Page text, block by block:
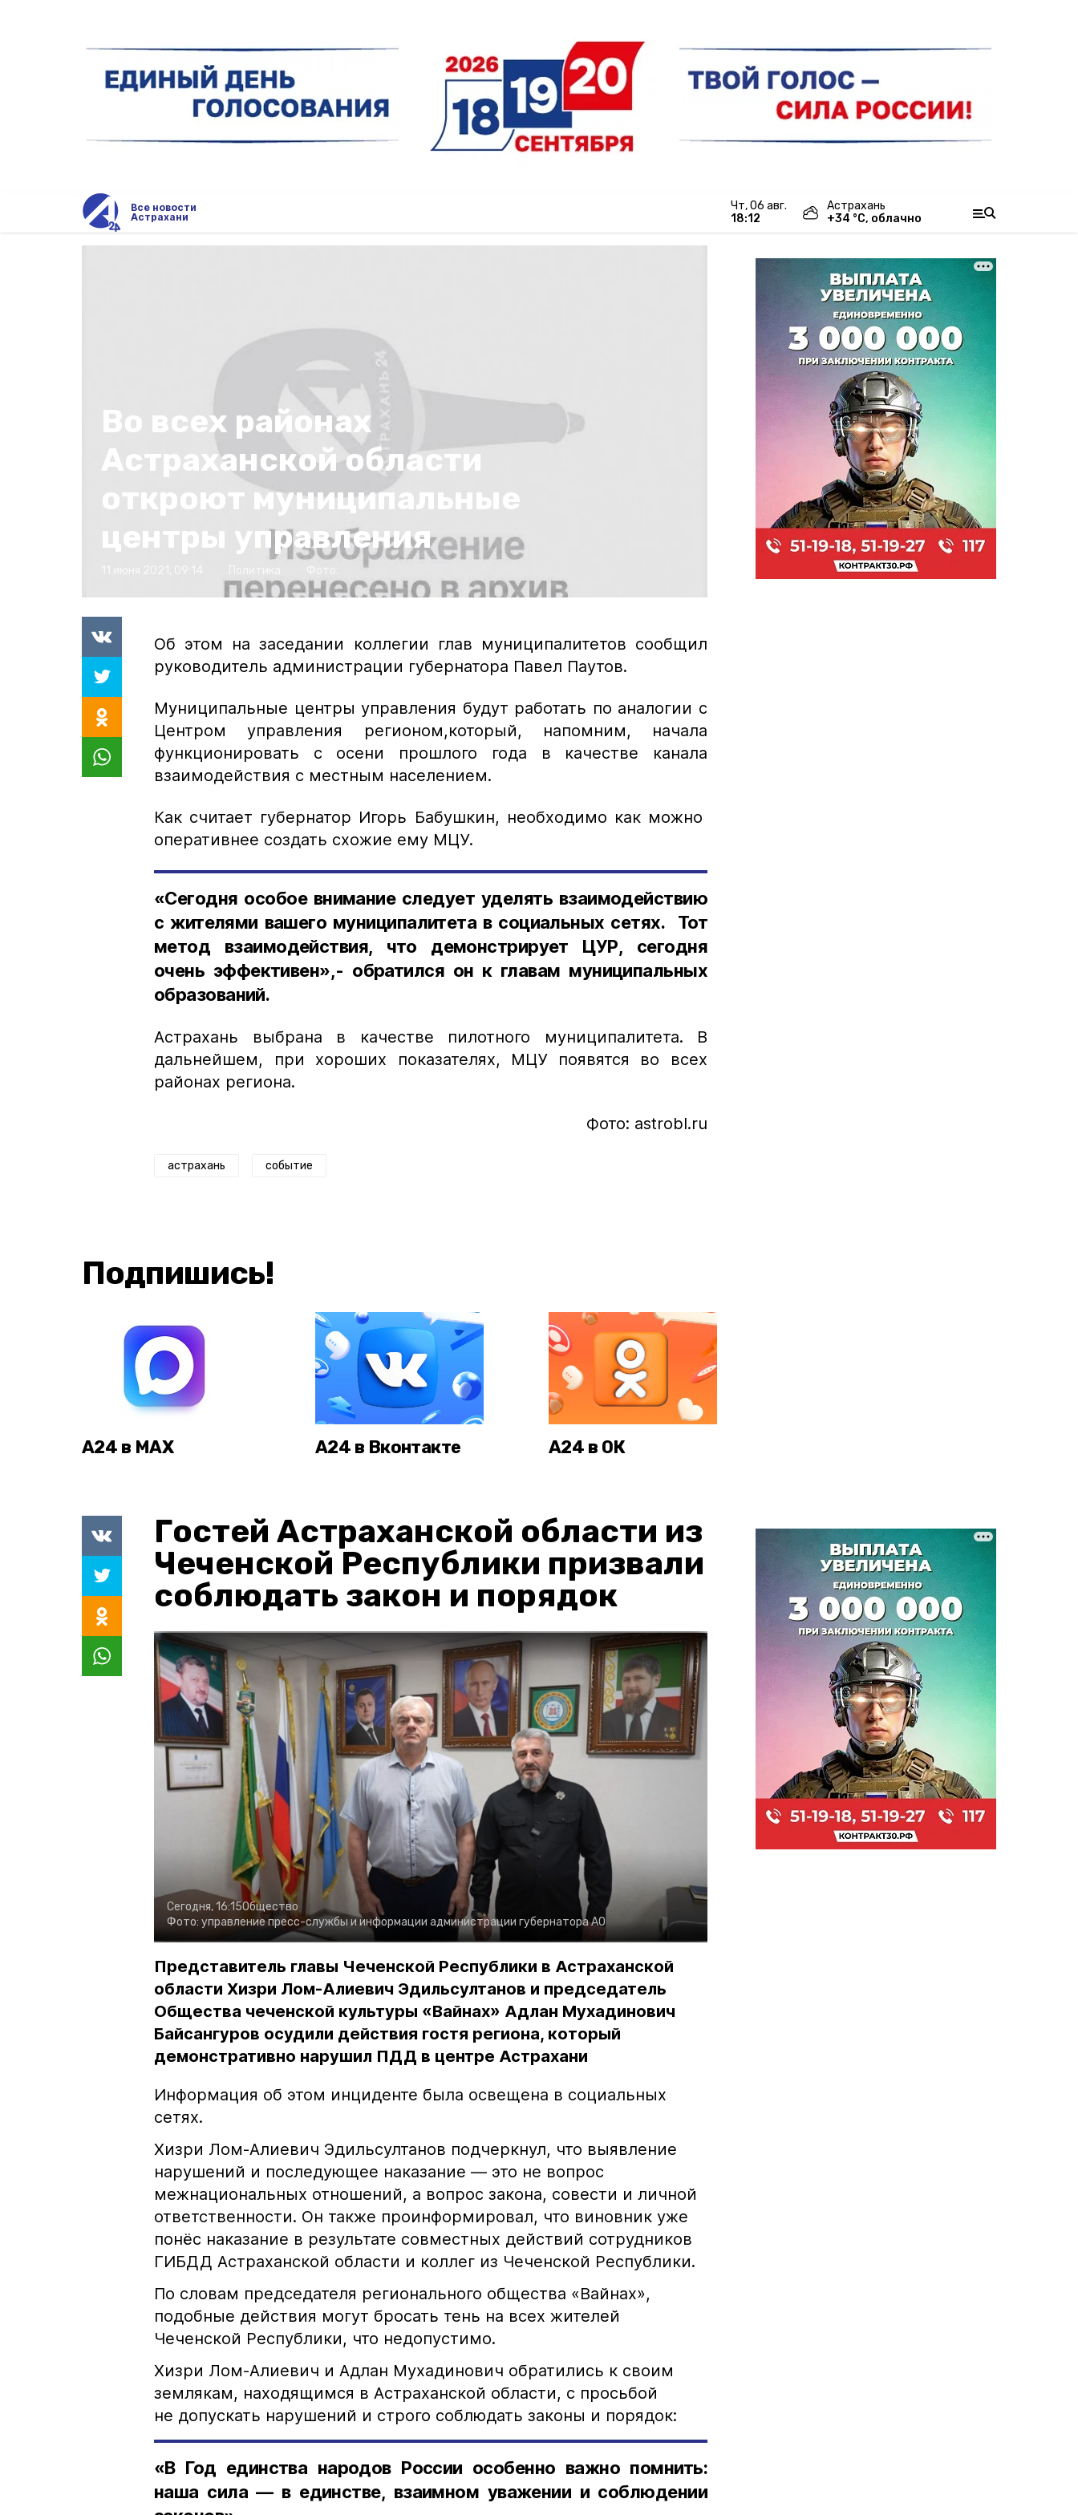
Все новости
Астрахани
чт, 06 авг.
18:12
Астрахань
+34 °С, облачно
Во всех районах
Астраханской области
откроют муниципальные
центры управления
Об этом на заседании коллегии глав муниципалитетов сообщил
руководитель администрации губернатора Павел Паутов.
Муниципальные центры управления будут работать по аналогии с
Центром управления регионом,который, напомним, начала
функционировать с осени прошлого года в качестве канала
взаимодействия с местным населением.
Как считает губернатор Игорь Бабушкин, необходимо как можно
оперативнее создать схожие ему МЦУ.
«Сегодня особое внимание следует уделять взаимодействию
с жителями вашего муниципалитета в социальных сетях. Тот
метод взаимодействия, что демонстрирует ЦУР, сегодня
очень эффективен»,- обратился он к главам муниципальных
образований.
Астрахань выбрана в качестве пилотного муниципалитета. В
дальнейшем, при хороших показателях, МЦУ появятся во всех
районах региона.
Фото: astrobl.ru
астрахань событие
Подпишись!
А24 в MAX А24 в Вконтакте А24 в ОК
Гостей Астраханской области из
Чеченской Республики призвали
соблюдать закон и порядок
Сегодня, 16:15Общество
Фото: управление пресс-службы и информации администрации губернатора АО
Представитель главы Чеченской Республики в Астраханской
области Хизри Лом-Алиевич Эдильсултанов и председатель
Общества чеченской культуры «Вайнах» Адлан Мухадинович
Байсангуров осудили действия гостя региона, который
демонстративно нарушил ПДД в центре Астрахани
Информация об этом инциденте была освещена в социальных
сетях.
Хизри Лом-Алиевич Эдильсултанов подчеркнул, что выявление
нарушений и последующее наказание — это не вопрос
межнациональных отношений, а вопрос закона, совести и личной
ответственности. Он также проинформировал, что виновник уже
понёс наказание в результате совместных действий сотрудников
ГИБДД Астраханской области и коллег из Чеченской Республики.
По словам председателя регионального общества «Вайнах»,
подобные действия могут бросать тень на всех жителей
Чеченской Республики, что недопустимо.
Хизри Лом-Алиевич и Адлан Мухадинович обратились к своим
землякам, находящимся в Астраханской области, с просьбой
не допускать нарушений и строго соблюдать законы и порядок:
«В Год единства народов России особенно важно помнить:
наша сила — в единстве, взаимном уважении и соблюдении